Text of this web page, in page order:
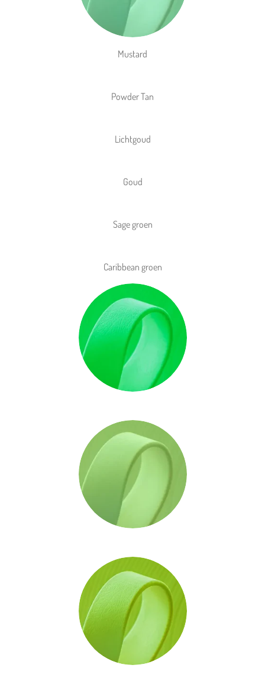
Mustard
Powder Tan
Lichtgoud
Goud
Sage groen
Caribbean groen